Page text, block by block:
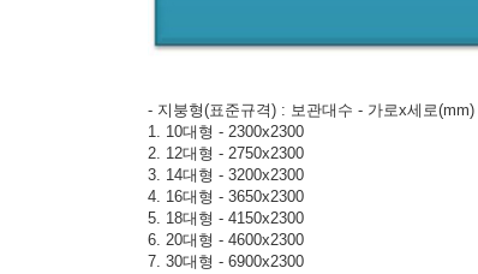
- 지붕형(표준규격) : 보관대수 - 가로x세로(mm)
1. 10대형 - 2300x2300
2. 12대형 - 2750x2300
3. 14대형 - 3200x2300
4. 16대형 - 3650x2300
5. 18대형 - 4150x2300
6. 20대형 - 4600x2300
7. 30대형 - 6900x2300